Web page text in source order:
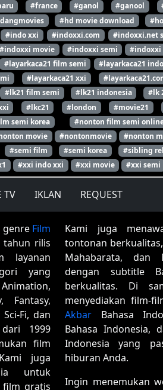
#france #ganol #ganool
#hd movie download
#indo xxi #indoxxi.com #indoxxi.net
#indoxxi movie #indoxxi semi #indoxxi
#layarkaca21 film semi #layarkaca21
#layarkaca21 xxi
#lk21 film semi #lk21 indonesia #lk
#lkc21 #london #movie21
semi korea #nonton film semi
movie #nontonmovie #nonton
#semi film #semi korea #sibling
#xxi indo xxi #xxi movie #xxi semi
TV IKLAN REQUEST
genre Film
tahun rilis
layanan
yang
Fantasy,
Fi, dan
1999
film
juga
untuk
film gratis
Kami juga
tontonan
Mahabarata, dan
dengan subtitle
berkualitas. Di
menyediakan film-
Akbar Bahasa
Bahasa Indonesia,
Indonesia yang
hiburan Anda.
Ingin menemukan